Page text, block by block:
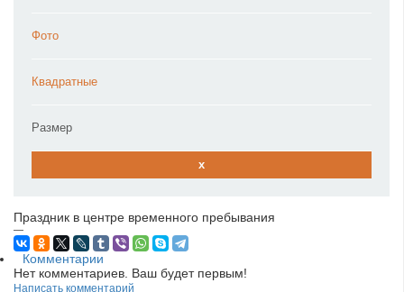
Фото
Квадратные
Размер
x
Праздник в центре временного пребывания
—
Комментарии
Нет комментариев. Ваш будет первым!
Написать комментарий